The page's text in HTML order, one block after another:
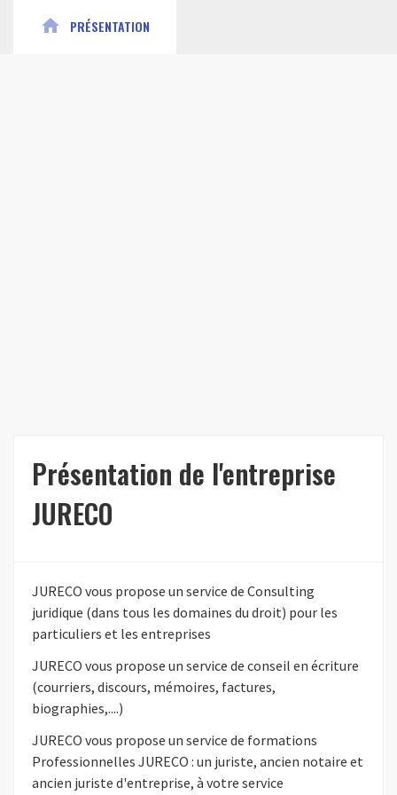
home PRÉSENTATION
Présentation de l'entreprise
JURECO
JURECO vous propose un service de Consulting
juridique (dans tous les domaines du droit) pour les
particuliers et les entreprises
JURECO vous propose un service de conseil en écriture
(courriers, discours, mémoires, factures,
biographies,....)
JURECO vous propose un service de formations
Professionnelles JURECO : un juriste, ancien notaire et
ancien juriste d'entreprise, à votre service